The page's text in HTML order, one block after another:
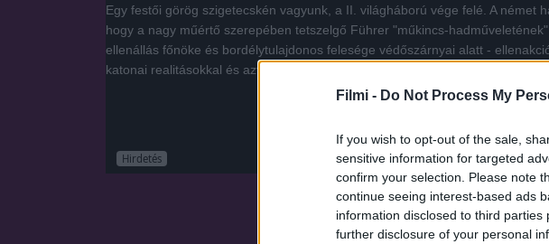
Filmi - Do Not Process My
If you wish to opt-out of the sale,
sensitive information for targeted
confirm your selection. Please note
continue seeing interest-based ads
information disclosed to third
further disclosure of your personal
Hirdetés
Egy festői görög szigetecskén vagyunk, a II. világháború vége felé. A német
hogy a nagy műértő szerepében tetszelgő Führer "műkincs-
ellenállás főnöke és bordélytulajdonos felesége védőszárnyai alatt -
katonai realitásokkal és azt is megszimatolja, hogy valami "bűzlik" a táborban.
Tetszett a film?